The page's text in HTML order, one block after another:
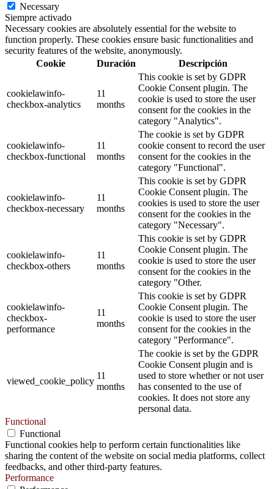
Necessary
Siempre activado
Necessary cookies are absolutely essential for the website to
function properly. These cookies ensure basic functionalities and
security features of the website, anonymously.
Cookie
Duración Descripción
cookielawinfo-
checkbox-analytics
11
months
This cookie is set by GDPR
Cookie Consent plugin. The
cookie is used to store the user
consent for the cookies in the
category "Analytics".
cookielawinfo-
checkbox-functional
11
months
The cookie is set by GDPR
cookie consent to record the user
consent for the cookies in the
category "Functional".
cookielawinfo-
checkbox-necessary
11
months
This cookie is set by GDPR
Cookie Consent plugin. The
cookies is used to store the user
consent for the cookies in the
category "Necessary".
cookielawinfo-
checkbox-others
11
months
This cookie is set by GDPR
Cookie Consent plugin. The
cookie is used to store the user
consent for the cookies in the
category "Other.
cookielawinfo-
checkbox-
performance
11
months
This cookie is set by GDPR
Cookie Consent plugin. The
cookie is used to store the user
consent for the cookies in the
category "Performance".
viewed_cookie_policy
11
months
The cookie is set by the GDPR
Cookie Consent plugin and is
used to store whether or not user
has consented to the use of
cookies. It does not store any
personal data.
Functional
Functional
Functional cookies help to perform certain functionalities like
sharing the content of the website on social media platforms, collect
feedbacks, and other third-party features.
Performance